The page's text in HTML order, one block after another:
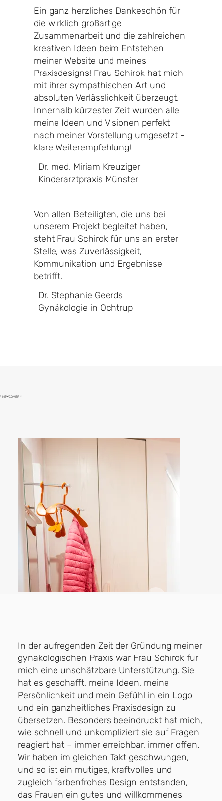
Ein ganz herzliches Dankeschön für
die wirklich großartige
Zusammenarbeit und die zahlreichen
kreativen Ideen beim Entstehen
meiner Website und meines
Praxisdesigns! Frau Schirok hat mich
mit ihrer sympathischen Art und
absoluten Verlässlichkeit überzeugt.
Innerhalb kürzester Zeit wurden alle
meine Ideen und Visionen perfekt
nach meiner Vorstellung umgesetzt -
klare Weiterempfehlung!
Dr. med. Miriam Kreuziger
Kinderarztpraxis Münster
Von allen Beteiligten, die uns bei
unserem Projekt begleitet haben,
steht Frau Schirok für uns an erster
Stelle, was Zuverlässigkeit,
Kommunikation und Ergebnisse
betrifft.
Dr. Stephanie Geerds
Gynäkologie in Ochtrup
* NEWCOMER *
In der aufregenden Zeit der Gründung meiner
gynäkologischen Praxis war Frau Schirok für
mich eine unschätzbare Unterstützung. Sie
hat es geschafft, meine Ideen, meine
Persönlichkeit und mein Gefühl in ein Logo
und ein ganzheitliches Praxisdesign zu
übersetzen. Besonders beeindruckt hat mich,
wie schnell und unkompliziert sie auf Fragen
reagiert hat – immer erreichbar, immer offen.
Wir haben im gleichen Takt geschwungen,
und so ist ein mutiges, kraftvolles und
zugleich farbenfrohes Design entstanden,
das Frauen ein gutes und willkommenes